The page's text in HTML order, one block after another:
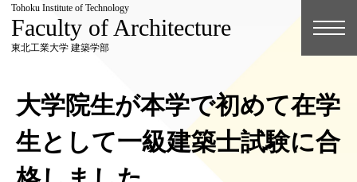
Tohoku Institute of Technology
Faculty of Architecture
東北工業大学 建築学部
大学院生が本学で初めて在学
生として一級建築士試験に合